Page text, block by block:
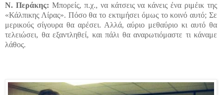
Ν. Περάκης: Μπορείς, π.χ., να κάτσεις να κάνεις ένα ριμέικ της
«Κάλπικης Λίρας». Πόσο θα το εκτιμήσει όμως το κοινό αυτό; Σε
μερικούς σίγουρα θα αρέσει. Αλλά, αύριο μεθαύριο κι αυτό θα
τελειώσει, θα εξαντληθεί, και πάλι θα αναρωτιόμαστε τι κάναμε
λάθος.